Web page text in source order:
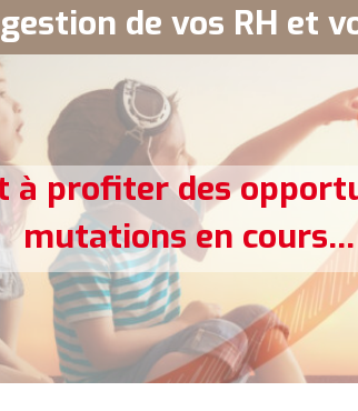
de vos RH et
à profiter des
mutations en cours...